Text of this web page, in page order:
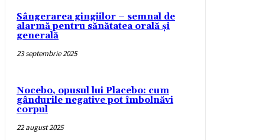
Sângerarea gingiilor – semnal de
alarmă pentru sănătatea orală și
generală
23 septembrie 2025
Nocebo, opusul lui Placebo: cum
gândurile negative pot îmbolnăvi
corpul
22 august 2025